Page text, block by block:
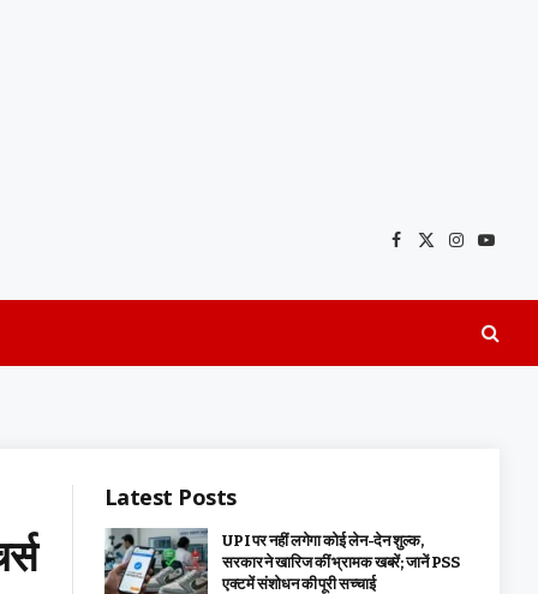
Facebook
X
Instagram
Latest Posts
UPI पर नहीं लगेगा कोई लेन-देन शुल्क,
सरकार ने खारिज कीं भ्रामक खबरें; जानें PSS
एक्ट में संशोधन की पूरी सच्चाई